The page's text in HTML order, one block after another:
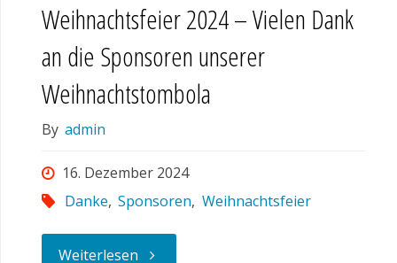
Weihnachtsfeier 2024 – Vielen Dank
an die Sponsoren unserer
Weihnachtstombola
By admin
16. Dezember 2024
Danke, Sponsoren, Weihnachtsfeier
Weiterlesen "Weihnachtsfeier